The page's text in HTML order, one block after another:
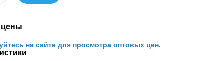
на сайте для просмотра оптовых цен.